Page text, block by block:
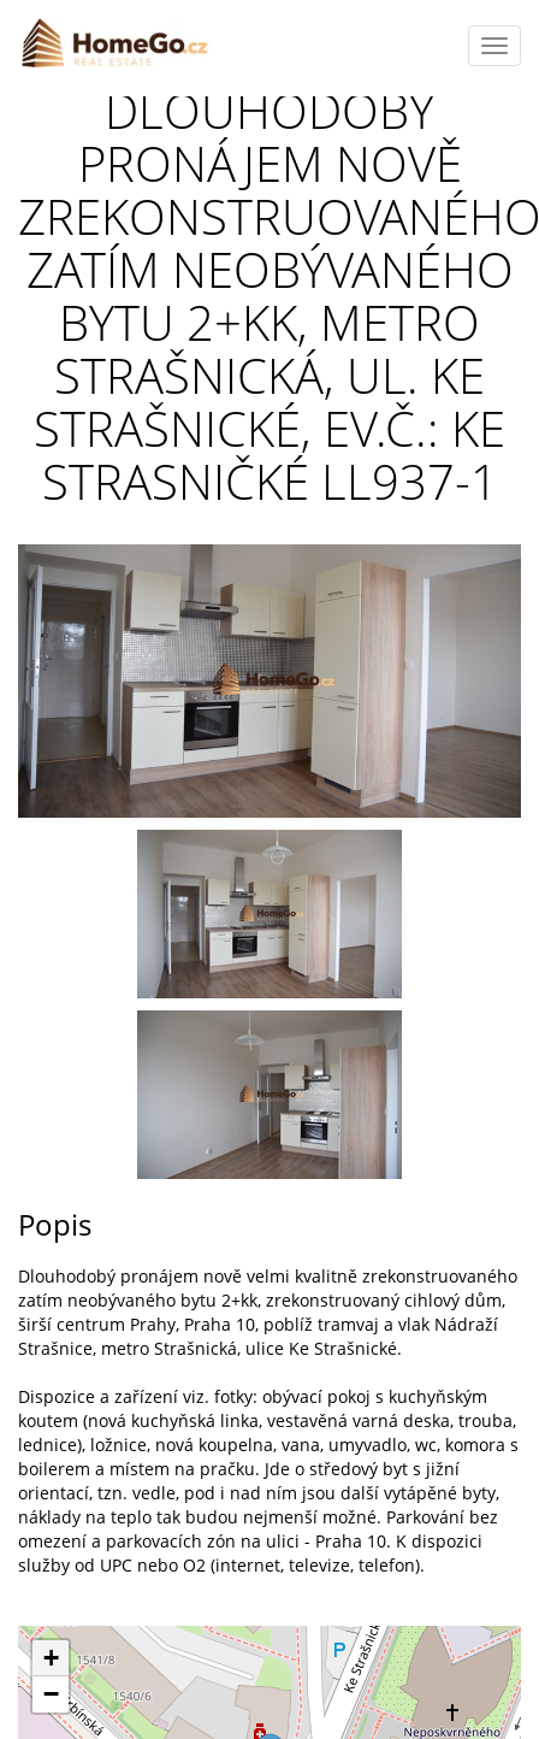
DLOUHODOBÝ
PRONÁJEM NOVĚ
ZATÍM NEOBÝVANÉHO
BYTU 2+KK, METRO
STRAŠNICKÁ, UL. KE
STRAŠNICKÉ, EV.Č.: KE
STRASNIČKÉ LL937-1
Popis
Dlouhodobý pronájem nově velmi kvalitně zrekonstruovaného
zatím neobývaného bytu 2+kk, zrekonstruovaný cihlový dům,
širší centrum Prahy, Praha 10, poblíž tramvaj a vlak Nádraží
Strašnice, metro Strašnická, ulice Ke Strašnické.
Dispozice a zařízení viz. fotky: obývací pokoj s kuchyňským
koutem (nová kuchyňská linka, vestavěná varná deska, trouba,
lednice), ložnice, nová koupelna, vana, umyvadlo, wc, komora s
boilerem a místem na pračku. Jde o středový byt s jižní
orientací, tzn. vedle, pod i nad ním jsou další vytápěné byty,
náklady na teplo tak budou nejmenší možné. Parkování bez
omezení a parkovacích zón na ulici - Praha 10. K dispozici
služby od UPC nebo O2 (internet, televize, telefon).
+
−